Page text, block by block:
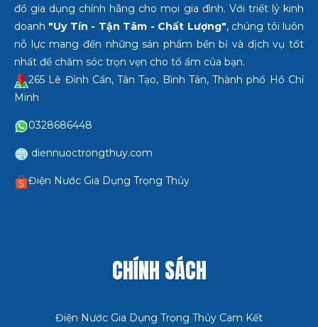
đồ gia dụng chính hãng cho mọi gia đình. Với triết lý kinh
doanh "Uy Tín - Tận Tâm - Chất Lượng", chúng tôi luôn
nỗ lực mang đến những sản phẩm bền bỉ và dịch vụ tốt
nhất để chăm sóc trọn vẹn cho tổ ấm của bạn.
265 Lê Đình Cẩn, Tân Tạo, Bình Tân, Thành phố Hồ Chí
Minh
0328686448
diennuoctrongthuy.com
Điện Nước Gia Dụng Trọng Thủy
CHÍNH SÁCH
Điện Nước Gia Dụng Trọng Thủy Cam Kết